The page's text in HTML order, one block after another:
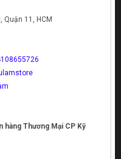
Quận 11, HCM
hàng Thương Mại CP Kỹ